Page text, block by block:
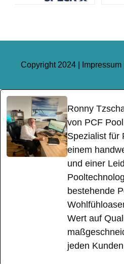
Copyright 2024 | Impressum
Ronny
von PCF
Spezialist für
einem
und einer
bestehende
Wert auf
jeden